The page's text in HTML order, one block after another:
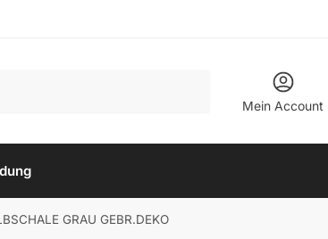
Mein Account
GRAU GEBR.DEKO